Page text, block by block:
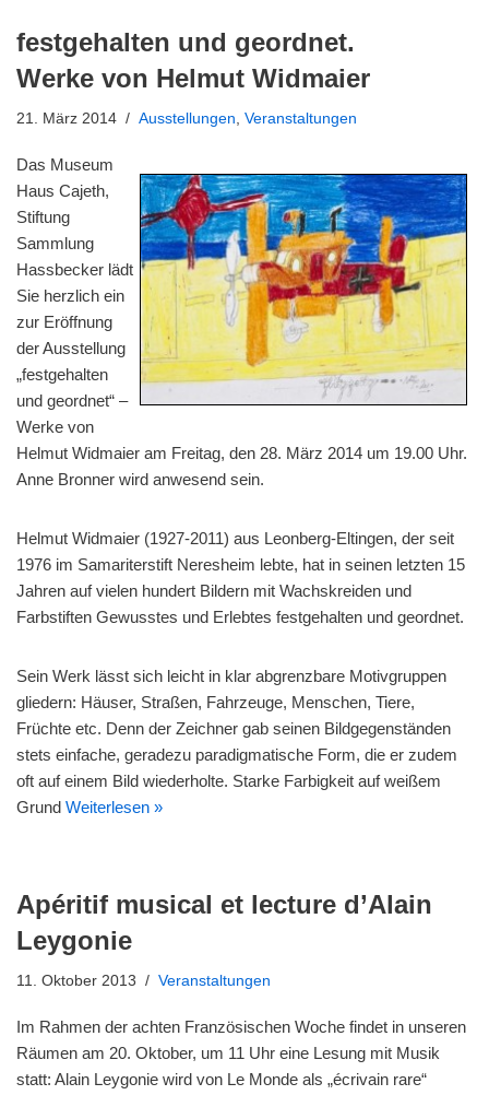
festgehalten und geordnet.
Werke von Helmut Widmaier
21. März 2014 Ausstellungen, Veranstaltungen
Das Museum
Haus Cajeth,
Stiftung
Sammlung
Hassbecker lädt
Sie herzlich ein
zur Eröffnung
der Ausstellung
„festgehalten
und geordnet“ –
Werke von
Helmut Widmaier am Freitag, den 28. März 2014 um 19.00 Uhr.
Anne Bronner wird anwesend sein.
Helmut Widmaier (1927-2011) aus Leonberg-Eltingen, der seit
1976 im Samariterstift Neresheim lebte, hat in seinen letzten 15
Jahren auf vielen hundert Bildern mit Wachskreiden und
Farbstiften Gewusstes und Erlebtes festgehalten und geordnet.
Sein Werk lässt sich leicht in klar abgrenzbare Motivgruppen
gliedern: Häuser, Straßen, Fahrzeuge, Menschen, Tiere,
Früchte etc. Denn der Zeichner gab seinen Bildgegenständen
stets einfache, geradezu paradigmatische Form, die er zudem
oft auf einem Bild wiederholte. Starke Farbigkeit auf weißem
Grund Weiterlesen »
Apéritif musical et lecture d’Alain
Leygonie
11. Oktober 2013 Veranstaltungen
Im Rahmen der achten Französischen Woche findet in unseren
Räumen am 20. Oktober, um 11 Uhr eine Lesung mit Musik
statt: Alain Leygonie wird von Le Monde als „écrivain rare“